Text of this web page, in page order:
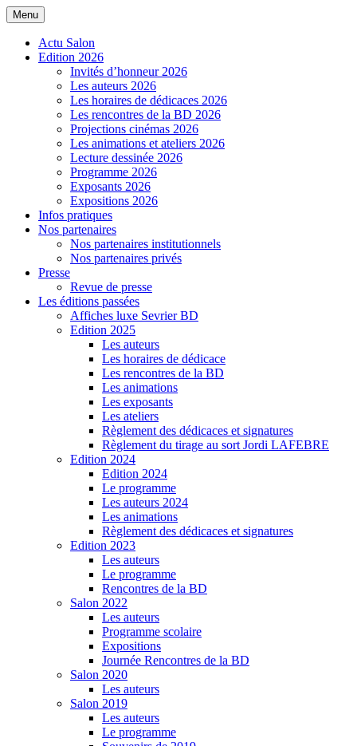
Aller
au
contenu
Salon de la BD de Sevrier
Menu
Actu Salon
Edition 2026
Invités d’honneur 2026
Les auteurs 2026
Les horaires de dédicaces 2026
Les rencontres de la BD 2026
Projections cinémas 2026
Les animations et ateliers 2026
Lecture dessinée 2026
Programme 2026
Exposants 2026
Expositions 2026
Infos pratiques
Nos partenaires
Nos partenaires institutionnels
Nos partenaires privés
Presse
Revue de presse
Les éditions passées
Affiches luxe Sevrier BD
Edition 2025
Les auteurs
Les horaires de dédicace
Les rencontres de la BD
Les animations
Les exposants
Les ateliers
Règlement des dédicaces et signatures
Règlement du tirage au sort Jordi LAFEBRE
Edition 2024
Edition 2024
Le programme
Les auteurs 2024
Les animations
Règlement des dédicaces et signatures
Edition 2023
Les auteurs
Le programme
Rencontres de la BD
Salon 2022
Les auteurs
Programme scolaire
Expositions
Journée Rencontres de la BD
Salon 2020
Les auteurs
Salon 2019
Les auteurs
Le programme